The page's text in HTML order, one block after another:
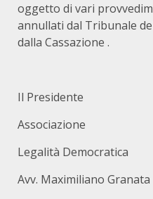
oggetto di vari
annullati dal Tribunale
dalla Cassazione .
Il Presidente
Associazione
Legalità Democratica
Avv. Maximiliano Granata